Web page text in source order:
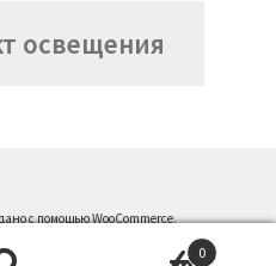
освещения
с помощью WooCommerce.
0